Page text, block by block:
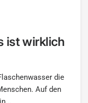
ist wirklich
die
Auf den